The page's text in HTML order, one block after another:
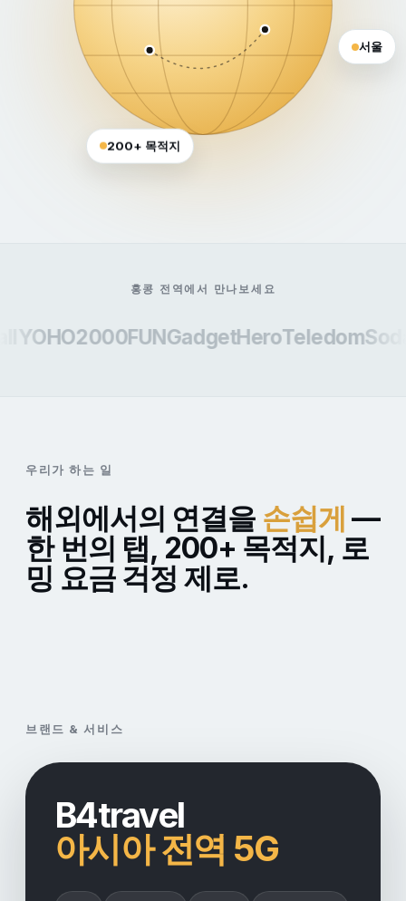
서울
200+ 목적지
홍콩 전역에서 만나보세요
2000FUNGadgetHeroTeledomSoda
우리가 하는 일
해외에서의 연결을 손쉽게 —
한 번의 탭, 200+ 목적지, 로
밍 요금 걱정 제로.
브랜드 & 서비스
B4travel
아시아 전역 5G